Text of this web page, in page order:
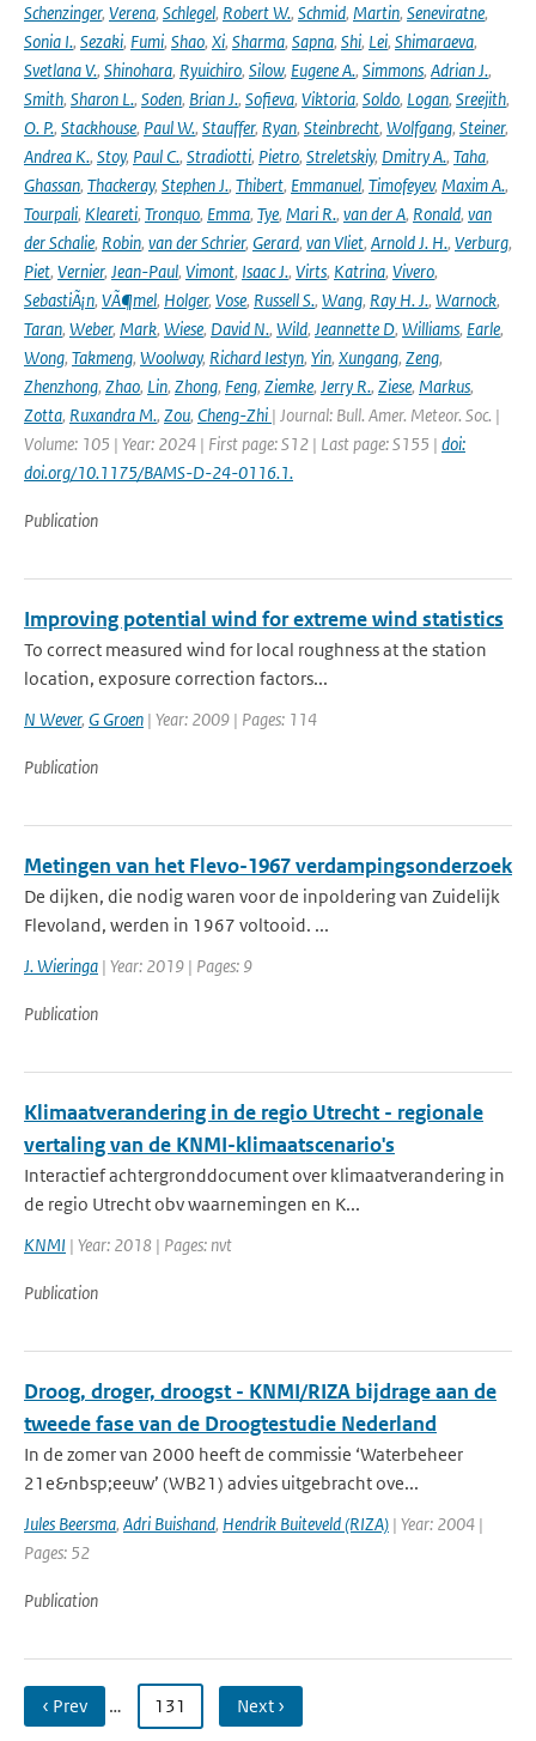
Schenzinger, Verena, Schlegel, Robert W., Schmid, Martin, Seneviratne,
Sonia I., Sezaki, Fumi, Shao, Xi, Sharma, Sapna, Shi, Lei, Shimaraeva,
Svetlana V., Shinohara, Ryuichiro, Silow, Eugene A., Simmons, Adrian J.,
Smith, Sharon L., Soden, Brian J., Sofieva, Viktoria, Soldo, Logan, Sreejith,
O. P., Stackhouse, Paul W., Stauffer, Ryan, Steinbrecht, Wolfgang, Steiner,
Andrea K., Stoy, Paul C., Stradiotti, Pietro, Streletskiy, Dmitry A., Taha,
Ghassan, Thackeray, Stephen J., Thibert, Emmanuel, Timofeyev, Maxim A.,
Tourpali, Kleareti, Tronquo, Emma, Tye, Mari R., van der A, Ronald, van
der Schalie, Robin, van der Schrier, Gerard, van Vliet, Arnold J. H., Verburg,
Piet, Vernier, Jean-Paul, Vimont, Isaac J., Virts, Katrina, Vivero,
SebastiÃ¡n, VÃ¶mel, Holger, Vose, Russell S., Wang, Ray H. J., Warnock,
Taran, Weber, Mark, Wiese, David N., Wild, Jeannette D, Williams, Earle,
Wong, Takmeng, Woolway, Richard Iestyn, Yin, Xungang, Zeng,
Zhenzhong, Zhao, Lin, Zhong, Feng, Ziemke, Jerry R., Ziese, Markus,
Zotta, Ruxandra M., Zou, Cheng-Zhi | Journal: Bull. Amer. Meteor. Soc. |
Volume: 105 | Year: 2024 | First page: S12 | Last page: S155 | doi:
doi.org/10.1175/BAMS-D-24-0116.1.
Publication
Improving potential wind for extreme wind statistics
To correct measured wind for local roughness at the station
location, exposure correction factors...
N Wever, G Groen | Year: 2009 | Pages: 114
Publication
Metingen van het Flevo-1967 verdampingsonderzoek
De dijken, die nodig waren voor de inpoldering van Zuidelijk
Flevoland, werden in 1967 voltooid. ...
J. Wieringa | Year: 2019 | Pages: 9
Publication
Klimaatverandering in de regio Utrecht - regionale
vertaling van de KNMI-klimaatscenario's
Interactief achtergronddocument over klimaatverandering in
de regio Utrecht obv waarnemingen en K...
KNMI | Year: 2018 | Pages: nvt
Publication
Droog, droger, droogst - KNMI/RIZA bijdrage aan de
tweede fase van de Droogtestudie Nederland
In de zomer van 2000 heeft de commissie ‘Waterbeheer
21e&nbsp;eeuw’ (WB21) advies uitgebracht ove...
Jules Beersma, Adri Buishand, Hendrik Buiteveld (RIZA) | Year: 2004 |
Pages: 52
Publication
‹ Prev … 131 Next ›